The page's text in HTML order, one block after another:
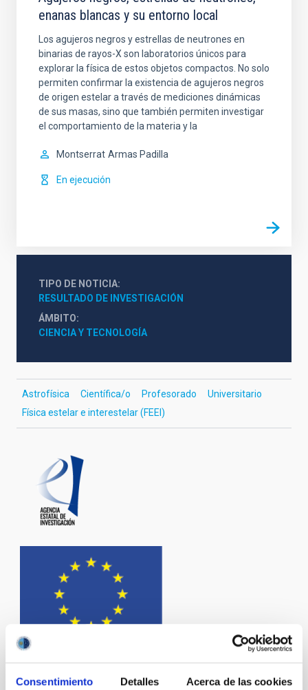
Consentimiento Detalles Acerca de las cookies
enanas blancas y su entorno local
Los agujeros negros y estrellas de neutrones en
binarias de rayos-X son laboratorios únicos para
explorar la física de estos objetos compactos. No solo
permiten confirmar la existencia de agujeros negros
de origen estelar a través de mediciones dinámicas
de sus masas, sino que también permiten investigar
el comportamiento de la materia y la
Montserrat Armas Padilla
En ejecución
TIPO DE NOTICIA
RESULTADO DE INVESTIGACIÓN
ÁMBITO
CIENCIA Y TECNOLOGÍA
Astrofísica Científica/o Profesorado
Universitario
Física estelar e interestelar (FEEI)